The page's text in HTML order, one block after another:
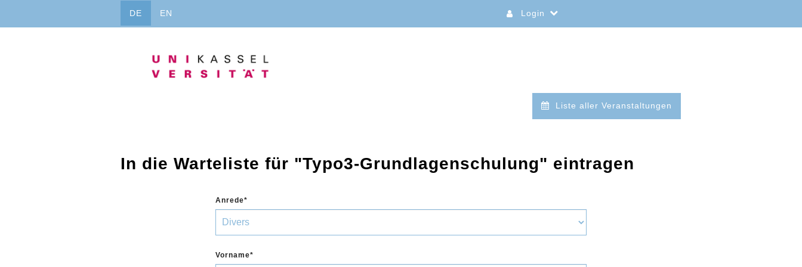
Login
DE EN
Liste aller Veranstaltungen
In die Warteliste für "Typo3-Grundlagenschulung" eintragen
Anrede
Vorname